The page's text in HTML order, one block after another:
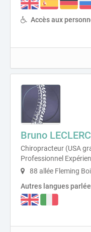
Accès aux
Bruno LECLERC
Chiropracteur (USA
Professionnel
88 allée Fleming
Autres langues